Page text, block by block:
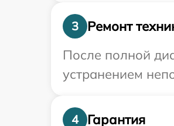
3
Ремонт
После полной
устранением
4
Гарантия